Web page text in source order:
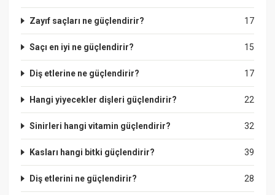
17
Zayıf saçları ne güçlendirir?
15
Saçı en iyi ne güçlendirir?
17
Diş etlerine ne güçlendirir?
22
Hangi yiyecekler dişleri güçlendirir?
32
Sinirleri hangi vitamin güçlendirir?
39
Kasları hangi bitki güçlendirir?
28
Diş etlerini ne güçlendirir?